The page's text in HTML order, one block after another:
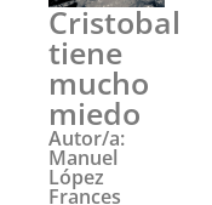
Cristobal
tiene
mucho
miedo
Autor/a:
Manuel
López
Frances